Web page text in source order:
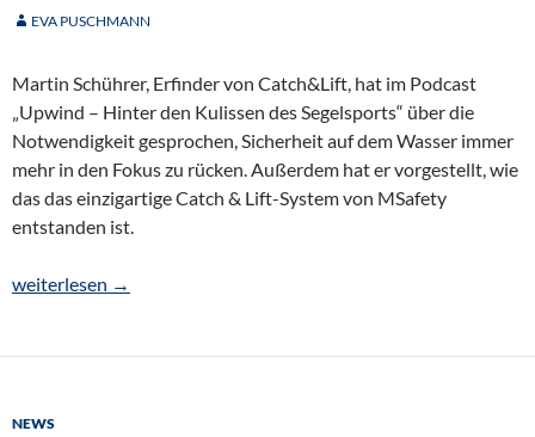
EVA PUSCHMANN
Martin Schührer, Erfinder von Catch&Lift, hat im Podcast
„Upwind – Hinter den Kulissen des Segelsports“ über die
Notwendigkeit gesprochen, Sicherheit auf dem Wasser immer
mehr in den Fokus zu rücken. Außerdem hat er vorgestellt, wie
das das einzigartige Catch & Lift-System von MSafety
entstanden ist.
MOB – ohne Muskelkraft Bergen!
weiterlesen →
NEWS